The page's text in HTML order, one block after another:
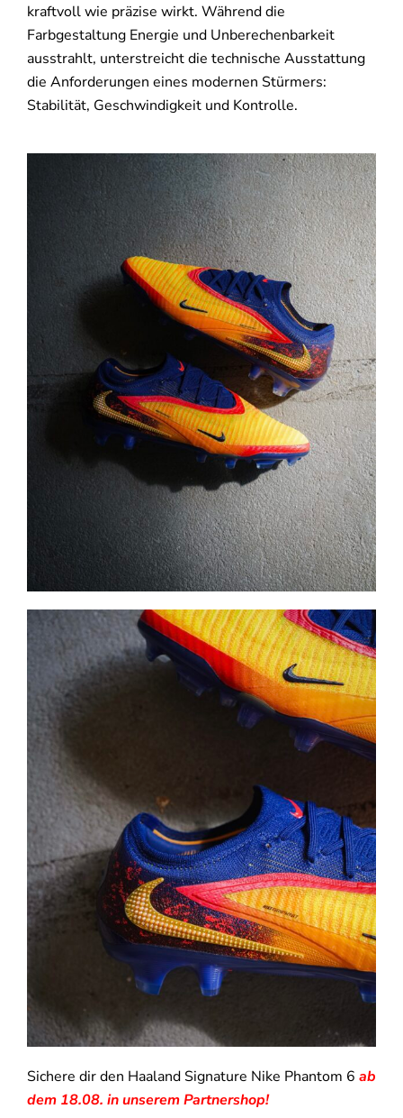
kraftvoll wie präzise wirkt. Während die
Farbgestaltung Energie und Unberechenbarkeit
ausstrahlt, unterstreicht die technische Ausstattung
die Anforderungen eines modernen Stürmers:
Stabilität, Geschwindigkeit und Kontrolle.
Sichere dir den Haaland Signature Nike Phantom 6 ab
dem 18.08. in unserem Partnershop!